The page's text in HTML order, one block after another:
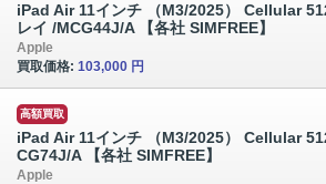
iPad Air 11インチ （M3/2025） Cellular
レイ /MCG44J/A 【各社 SIMFREE】
Apple
買取価格: 103,000 円
高額買取
iPad Air 11インチ （M3/2025） Cellular
CG74J/A 【各社 SIMFREE】
Apple